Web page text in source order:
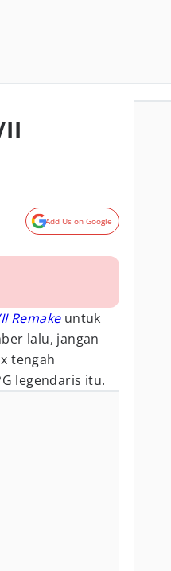
Add Us on Google
Remakeuntuk
lalu, jangan
tengah
legendaris itu.